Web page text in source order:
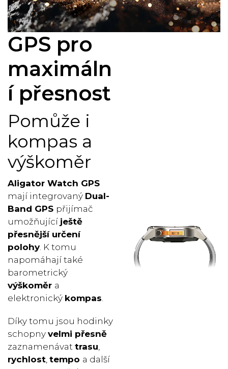
GPS pro
maximáln
í přesnost
Pomůže i
kompas a
výškoměr
Aligator Watch GPS
mají integrovaný Dual-
Band GPS přijímač
umožňující ještě
přesnější určení
polohy. K tomu
napomáhají také
barometrický
výškoměr a
elektronický kompas
Díky tomu jsou hodinky
schopny velmi přesně
zaznamenávat trasu
rychlost tempo a další